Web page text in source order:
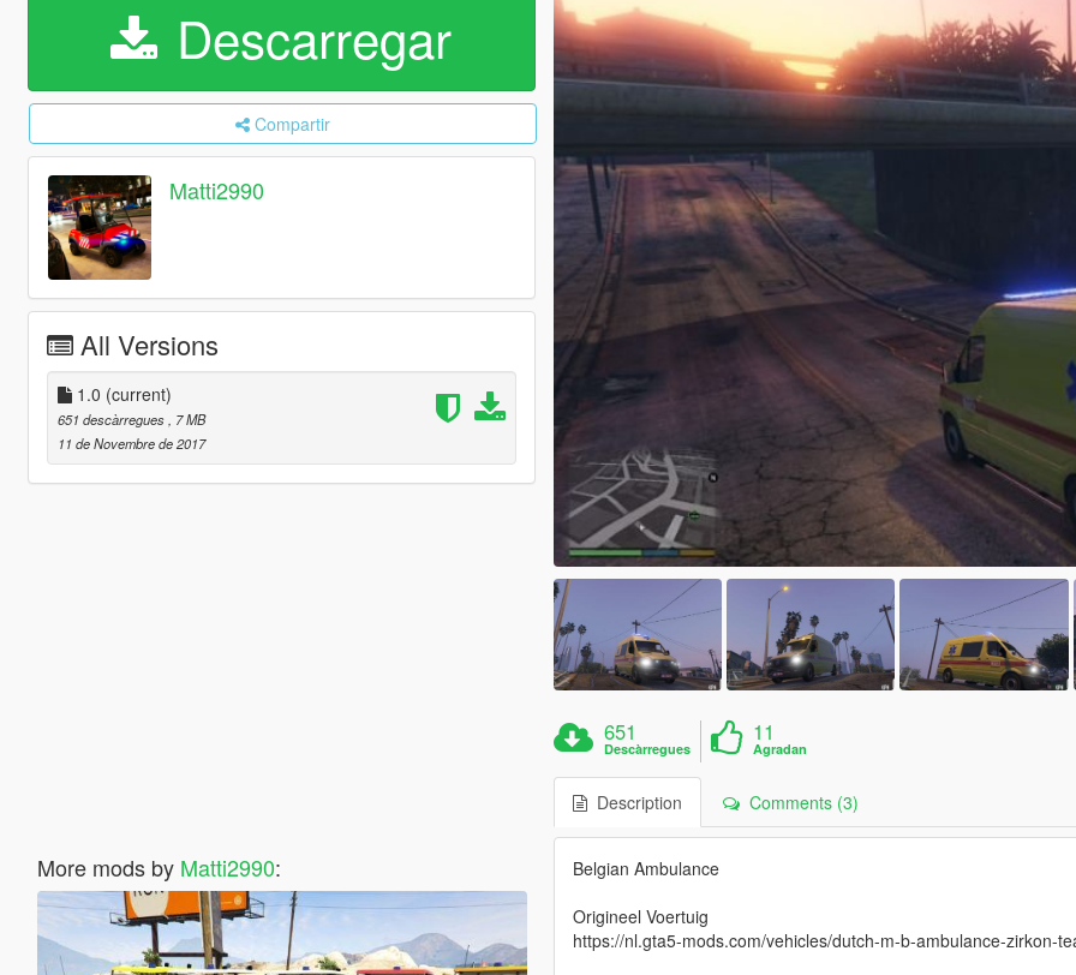
Descarregar
Compartir
Matti2990
All Versions
1.0 (current)
651 descàrregues
, 7 MB
11 de Novembre de 2017
More mods by Matti2990:
651
Descàrregues
11
Agradan
Description Comments (3)
Belgian Ambulance
Origineel Voertuig
https://nl.gta5-mods.com/vehicles/dutch-m-b-ambulance-zirkon-